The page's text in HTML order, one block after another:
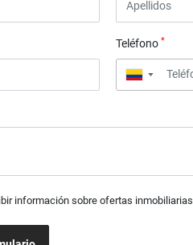
Teléfono *
▼
información sobre ofertas inmobiliarias